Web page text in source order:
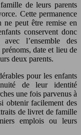
de leurs parents
Cette permanence
peut être remise en
conservent donc
l’ensemble des
date et lieu de
deux parents.
pour les enfants
de leur identité
une fois parvenus à
obtenir facilement des
de livret de famille
emplois ou leurs